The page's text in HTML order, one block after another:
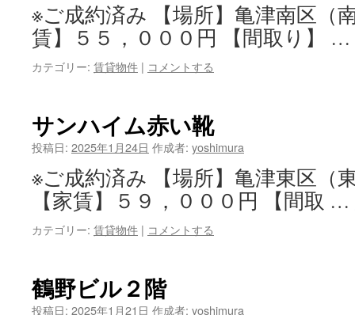
※ご成約済み 【場所】亀津南区（
賃】５５，０００円 【間取り】 …
カテゴリー: 賃貸物件 | コメントする
サンハイム赤い靴
投稿日: 2025年1月24日 作成者: yoshimura
※ご成約済み 【場所】亀津東区（
【家賃】５９，０００円 【間取 …
カテゴリー: 賃貸物件 | コメントする
鶴野ビル２階
投稿日: 2025年1月21日 作成者: yoshimura